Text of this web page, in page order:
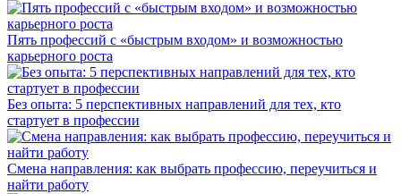
Пять профессий с «быстрым входом» и возможностью
карьерного роста
Без опыта: 5 перспективных направлений для тех, кто
стартует в профессии
Смена направления: как выбрать профессию, переучиться и
найти работу